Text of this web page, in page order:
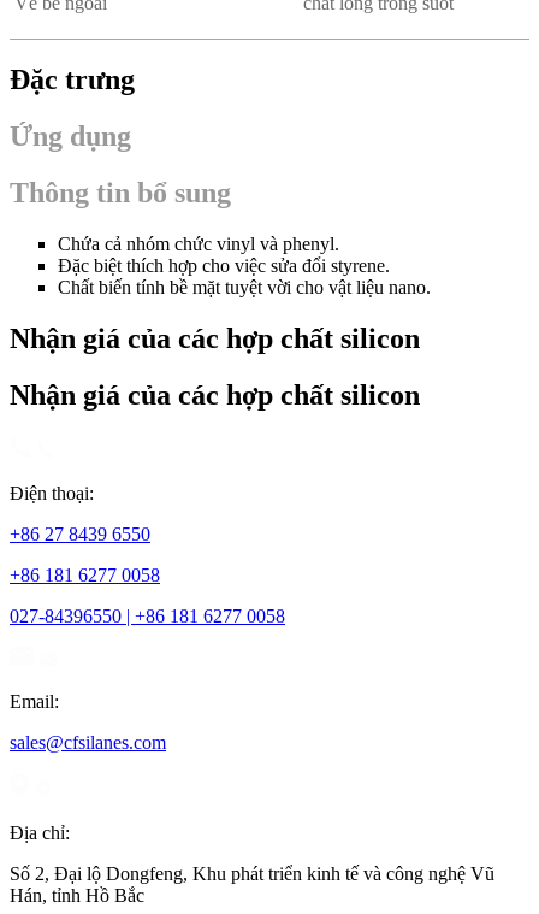
Đặc trưng
Ứng dụng
Thông tin bổ sung
Chứa cả nhóm chức vinyl và phenyl.
Đặc biệt thích hợp cho việc sửa đổi styrene.
Chất biến tính bề mặt tuyệt vời cho vật liệu nano.
Nhận giá của các hợp chất silicon
Nhận giá của các hợp chất silicon
Điện thoại:
+86 27 8439 6550
+86 181 6277 0058
027-84396550 | +86 181 6277 0058
Email:
sales@cfsilanes.com
Địa chỉ:
Số 2, Đại lộ Dongfeng, Khu phát triển kinh tế và công nghệ Vũ
Hán, tỉnh Hồ Bắc